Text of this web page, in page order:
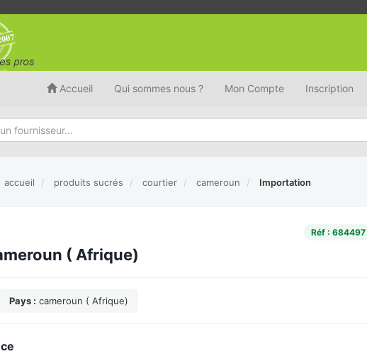
Accueil Qui sommes nous ? Mon Compte Inscription
accueil produits sucrés courtier cameroun Importation
Réf : 684497
( Afrique)
Pays : cameroun ( Afrique)